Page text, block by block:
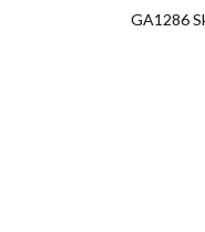
GA1286